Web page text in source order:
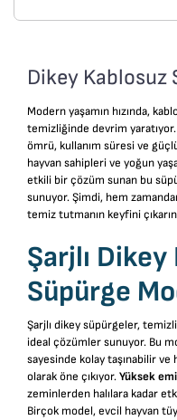
güçlü emiş gücü
çıkarılabilir kaydırmalı
batarya, tek bir şarjla
temizlik için 60
kadar yüksek, azalmayan
bir emiş gücü sunar
• ANIMAL CARE
AKSESUARLARI: Kıl ve
Animal Elektro Fırça
sayesinde evcil hayvan
sahipleri için mükemmel
temizlik ile sadece
zeminlerde değil evin her
yerinde kusursuz
performans
• YÜKSEK FİLTRASYON:
Dikey Kablosuz
Modern yaşamın hızında,
temizliğinde devrim
ömrü, kullanım süresi ve
hayvan sahipleri ve yoğun
etkili bir çözüm sunan bu
sunuyor. Şimdi, hem
temiz tutmanın keyfini
Şarjlı
Süpürge
Şarjlı dikey süpürgeler,
ideal çözümler sunuyor. Bu
sayesinde kolay taşınabilir
olarak öne çıkıyor.Yüksek
zeminlerden halılara kadar
Birçok model, evcil hayvan